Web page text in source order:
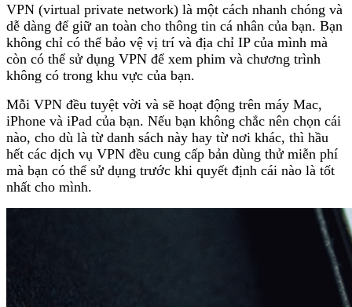
VPN (virtual private network) là một cách nhanh chóng và
dễ dàng để giữ an toàn cho thông tin cá nhân của bạn. Bạn
không chỉ có thể bảo vệ vị trí và địa chỉ IP của mình mà
còn có thể sử dụng VPN để xem phim và chương trình
không có trong khu vực của bạn.
Mỗi VPN đều tuyệt vời và sẽ hoạt động trên máy Mac,
iPhone và iPad của bạn. Nếu bạn không chắc nên chọn cái
nào, cho dù là từ danh sách này hay từ nơi khác, thì hầu
hết các dịch vụ VPN đều cung cấp bản dùng thử miễn phí
mà bạn có thể sử dụng trước khi quyết định cái nào là tốt
nhất cho mình.